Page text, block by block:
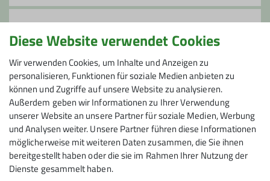
Die Seniorengruppe bietet allen fit
gebliebenen Seniorinnen und Senioren
ein reichhaltiges Programm über das
ganze Jahr mit unterschiedlichen
Anforderungen:
- Wanderungen - Leichte Bergtouren -
Mittelschwere Bergtouren für Geübte -
Winterwanderungen
Auch Nichtsenioren*innen und Gäste sind
bei unseren Touren immer willkommen.
Dies gilt zurzeit aber nur für DAV
Mitglieder
Anmeldung
bei Y. Hofer
Preis
20 € + Vignettenanteil + Bergbahn: 21,40 €
Diese Website verwendet Cookies
Wir verwenden Cookies, um Inhalte und Anzeigen zu
personalisieren, Funktionen für soziale Medien anbieten zu
können und Zugriffe auf unsere Website zu analysieren.
Außerdem geben wir Informationen zu Ihrer Verwendung
unserer Website an unsere Partner für soziale Medien, Werbung
und Analysen weiter. Unsere Partner führen diese Informationen
möglicherweise mit weiteren Daten zusammen, die Sie ihnen
bereitgestellt haben oder die sie im Rahmen Ihrer Nutzung der
Dienste gesammelt haben.